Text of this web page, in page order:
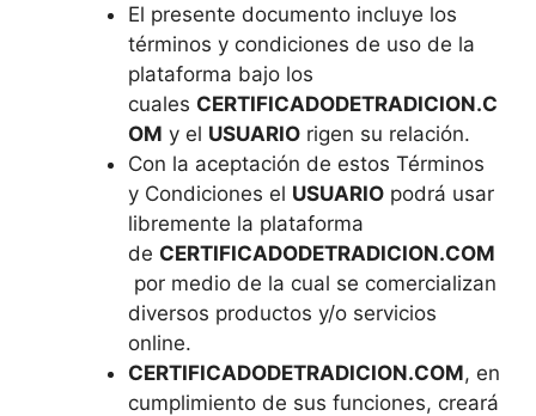
El presente documento incluye los
términos y condiciones de uso de la
plataforma bajo los
cuales CERTIFICADODETRADICION.C
OM y el USUARIOrigen su relación.
Con la aceptación de estos Términos
y Condiciones el USUARIOpodrá usar
libremente la plataforma
de CERTIFICADODETRADICION.COM
por medio de la cual se comercializan
diversos productos y/o servicios
online.
CERTIFICADODETRADICION.COM, en
cumplimiento de sus funciones, creará